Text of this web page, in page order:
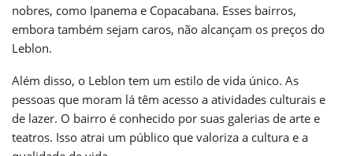
nobres, como Ipanema e Copacabana. Esses bairros,
embora também sejam caros, não alcançam os preços do
Leblon.
Além disso, o Leblon tem um estilo de vida único. As
pessoas que moram lá têm acesso a atividades culturais e
de lazer. O bairro é conhecido por suas galerias de arte e
teatros. Isso atrai um público que valoriza a cultura e a